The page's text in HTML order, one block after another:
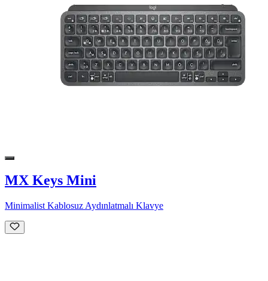
MX Keys Mini
Minimalist Kablosuz Aydınlatmalı Klavye